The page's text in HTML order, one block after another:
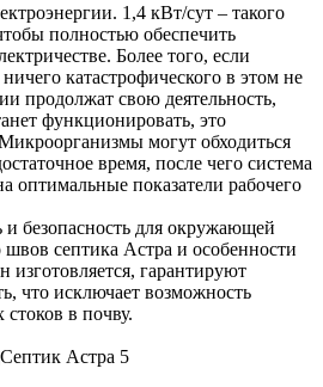
1,4 кВт/сут – такого
полностью обеспечить
Более того, если
катастрофического в этом не
продолжат свою деятельность,
функционировать, это
могут обходиться
время, после чего система
оптимальные показатели рабочего
и безопасность для окружающей
септика Астра и особенности
изготовляется, гарантируют
что исключает возможность
в почву.